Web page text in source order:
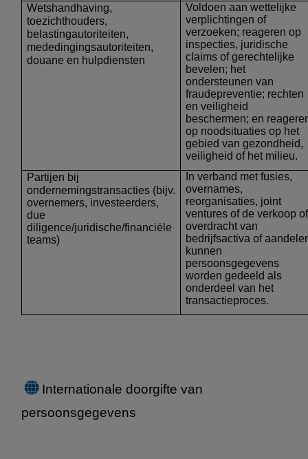
Wetshandhaving,
toezichthouders,
belastingautoriteiten,
mededingingsautoriteiten,
douane en hulpdiensten
Voldoen aan wettelijke
verplichtingen of
verzoeken; reageren op
inspecties, juridische
claims of gerechtelijke
bevelen; het
ondersteunen van
fraudepreventie; rechten
en veiligheid
beschermen; en
op noodsituaties op het
gebied van gezondheid,
veiligheid of het milieu.
Partijen bij
ondernemingstransacties (bijv.
overnemers, investeerders,
due
diligence/juridische/financiële
teams)
In verband met fusies,
overnames,
reorganisaties, joint
ventures of de verkoop of
overdracht van
bedrijfsactiva of
kunnen
persoonsgegevens
worden gedeeld als
onderdeel van het
transactieproces.
Internationale doorgifte van
persoonsgegevens